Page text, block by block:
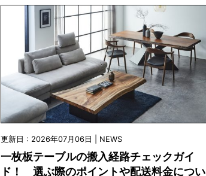
更新日 : 2026年07月06日 | NEWS
一枚板テーブルの搬入経路チェックガイ
ド！ 選ぶ際のポイントや配送料金につい